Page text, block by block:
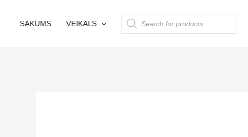
SĀKUMS VEIKALS
PRODUCTS
SEARCH